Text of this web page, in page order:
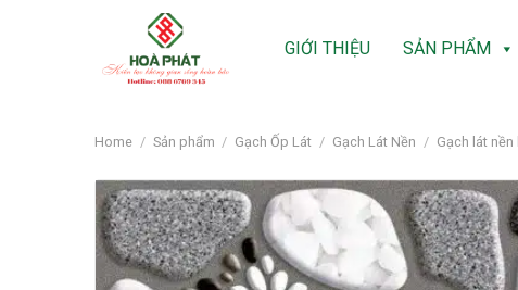
GIỚI THIỆU SẢN PHẨM
Home / Sản phẩm / Gạch Ốp Lát / Gạch Lát Nền / Gạch lát